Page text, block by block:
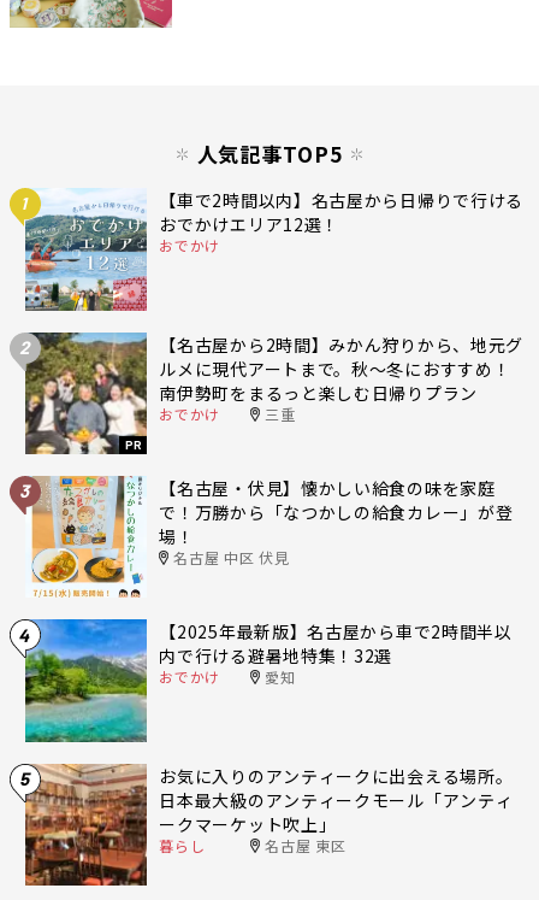
人気記事TOP5
1
【車で2時間以内】名古屋から日帰りで行ける
おでかけエリア12選！
おでかけ
2
PR
【名古屋から2時間】みかん狩りから、地元グ
ルメに現代アートまで。秋〜冬におすすめ！
南伊勢町をまるっと楽しむ日帰りプラン
おでかけ 三重
3
【名古屋・伏見】懐かしい給食の味を家庭
で！万勝から「なつかしの給食カレー」が登
場！
名古屋 中区 伏見
4
【2025年最新版】名古屋から車で2時間半以
内で行ける避暑地特集！32選
おでかけ 愛知
5
お気に入りのアンティークに出会える場所。
日本最大級のアンティークモール「アンティ
ークマーケット吹上」
暮らし 名古屋 東区